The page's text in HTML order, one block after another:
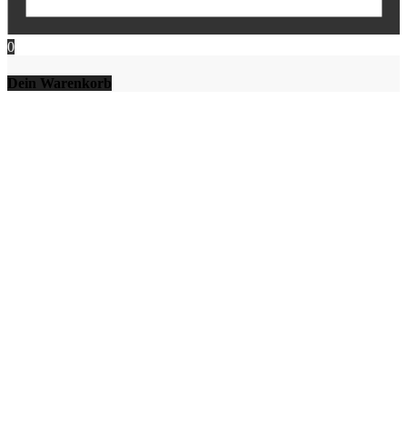
0
Dein Warenkorb